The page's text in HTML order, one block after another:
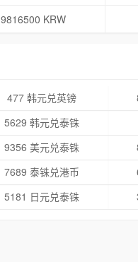
9816500 KRW
477 韩元兑英镑
5629 韩元兑泰铢
9356 美元兑泰铢
7689 泰铢兑港币
5181 日元兑泰铢